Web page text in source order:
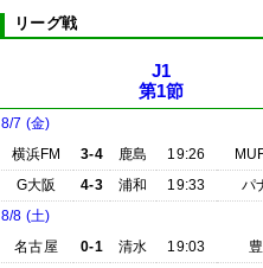
リーグ戦
J1
第1節
8/7 (金)
横浜FM
3-4 鹿島 19:26
G大阪
4-3 浦和 19:33
パ
8/8 (土)
名古屋
0-1 清水 19:03